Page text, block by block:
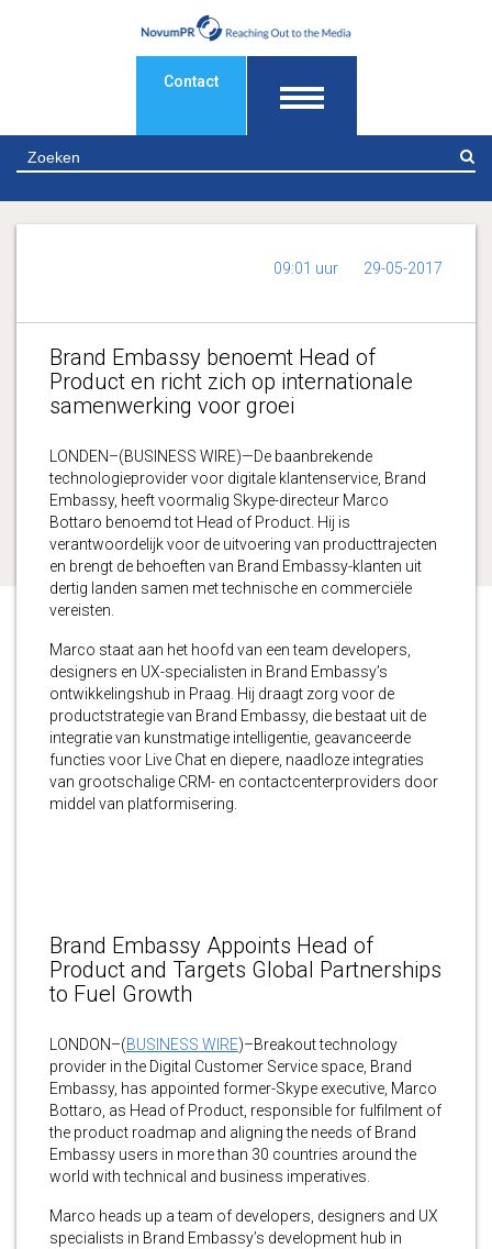
Contact
09:01 uur 29-05-2017
Brand Embassy benoemt Head of
Product en richt zich op internationale
samenwerking voor groei
LONDEN–(BUSINESS WIRE)—De baanbrekende
technologieprovider voor digitale klantenservice, Brand
Embassy, heeft voormalig Skype-directeur Marco
Bottaro benoemd tot Head of Product. Hij is
verantwoordelijk voor de uitvoering van producttrajecten
en brengt de behoeften van Brand Embassy-klanten uit
dertig landen samen met technische en commerciële
vereisten.
Marco staat aan het hoofd van een team developers,
designers en UX-specialisten in Brand Embassy’s
ontwikkelingshub in Praag. Hij draagt zorg voor de
productstrategie van Brand Embassy, die bestaat uit de
integratie van kunstmatige intelligentie, geavanceerde
functies voor Live Chat en diepere, naadloze integraties
van grootschalige CRM- en contactcenterproviders door
middel van platformisering.
Brand Embassy Appoints Head of
Product and Targets Global Partnerships
to Fuel Growth
LONDON–(BUSINESS WIRE)–Breakout technology
provider in the Digital Customer Service space, Brand
Embassy, has appointed former-Skype executive, Marco
Bottaro, as Head of Product, responsible for fulfilment of
the product roadmap and aligning the needs of Brand
Embassy users in more than 30 countries around the
world with technical and business imperatives.
Marco heads up a team of developers, designers and UX
specialists in Brand Embassy’s development hub in